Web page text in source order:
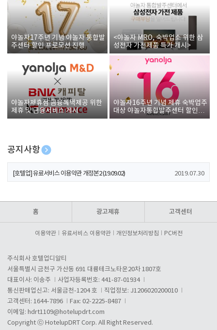
야놀자17주년 기념 야놀자 통합발
주센터 할인 프로모션 진행
<야놀자 MRO, 숙박업소 위한 삼
성전자 가전제품 특가 개시>
야놀자제휴점 금융혜택제공 위한
제휴 및 금융서비스 게시
야놀자16주년 기념 제휴 숙박업주
대상 야놀자통합발주센터 할인쿠
폰 증정
공지사항
[호텔업] 개인정보 처리방침 개정본1 (19.09.02)
[호텔업] 유료서비스 이용약관 개정본2 (19.09.02) 2019.07.30
홈 광고제휴 고객센터
이용약관 유료서비스 이용약관 개인정보처리방침 PC버전
주식회사 호텔업디알티
서울특별시 금천구 가산동 691 대륭테크노타운20차 1807호
대표이사: 이송주
사업자등록번호: 441-87-01934
통신판매업신고: 서울금천-1204 호
직업정보: J1206020200010
고객센터: 1644-7896
Fax: 02-2225-8487
이메일: hdrt1109@hotelupdrt.com
Copyright ⓒ HotelupDRT Corp. All Right Reserved.